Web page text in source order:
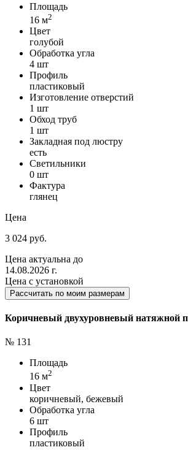
Площадь
16 м2
Цвет
голубой
Обработка угла
4 шт
Профиль
пластиковый
Изготовление отверстий
1 шт
Обход труб
1 шт
Закладная под люстру
есть
Светильники
0 шт
Фактура
глянец
Цена
3 024 руб.
Цена актуальна до
14.08.2026 г.
Цена с установкой
Рассчитать по моим размерам
Коричневый двухуровневый натяжной
№ 131
Площадь
16 м2
Цвет
коричневый, бежевый
Обработка угла
6 шт
Профиль
пластиковый